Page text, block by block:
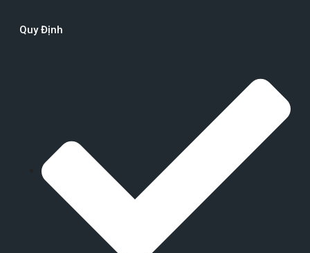
Quy Định